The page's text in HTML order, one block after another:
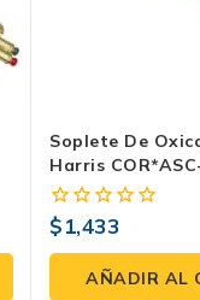
Soplete De
Harris
Potencia Para
Pesado
0
fuera
5
$1,433
AÑADIR AL